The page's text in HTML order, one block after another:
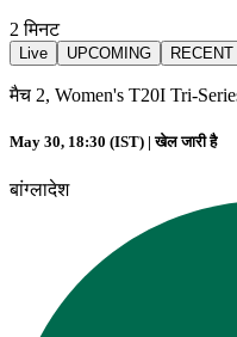
2 मिनट
Live UPCOMING RECENT
मैच 2, Women's T20I Tri-
May 30, 18:30 (IST) |खेल जारी है
बांग्लादेश